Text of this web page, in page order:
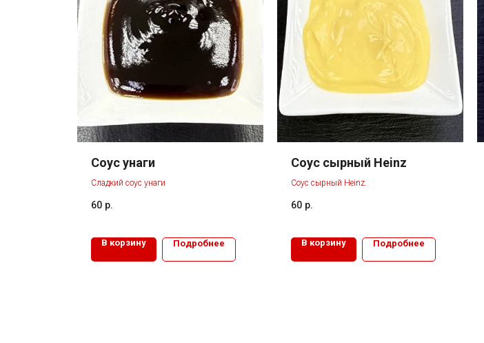
Соус унаги
Сладкий соус унаги
60 р.
В корзину Подробнее
Соус сырный Heinz
Соус сырный Heinz.
60 р.
В корзину Подробнее